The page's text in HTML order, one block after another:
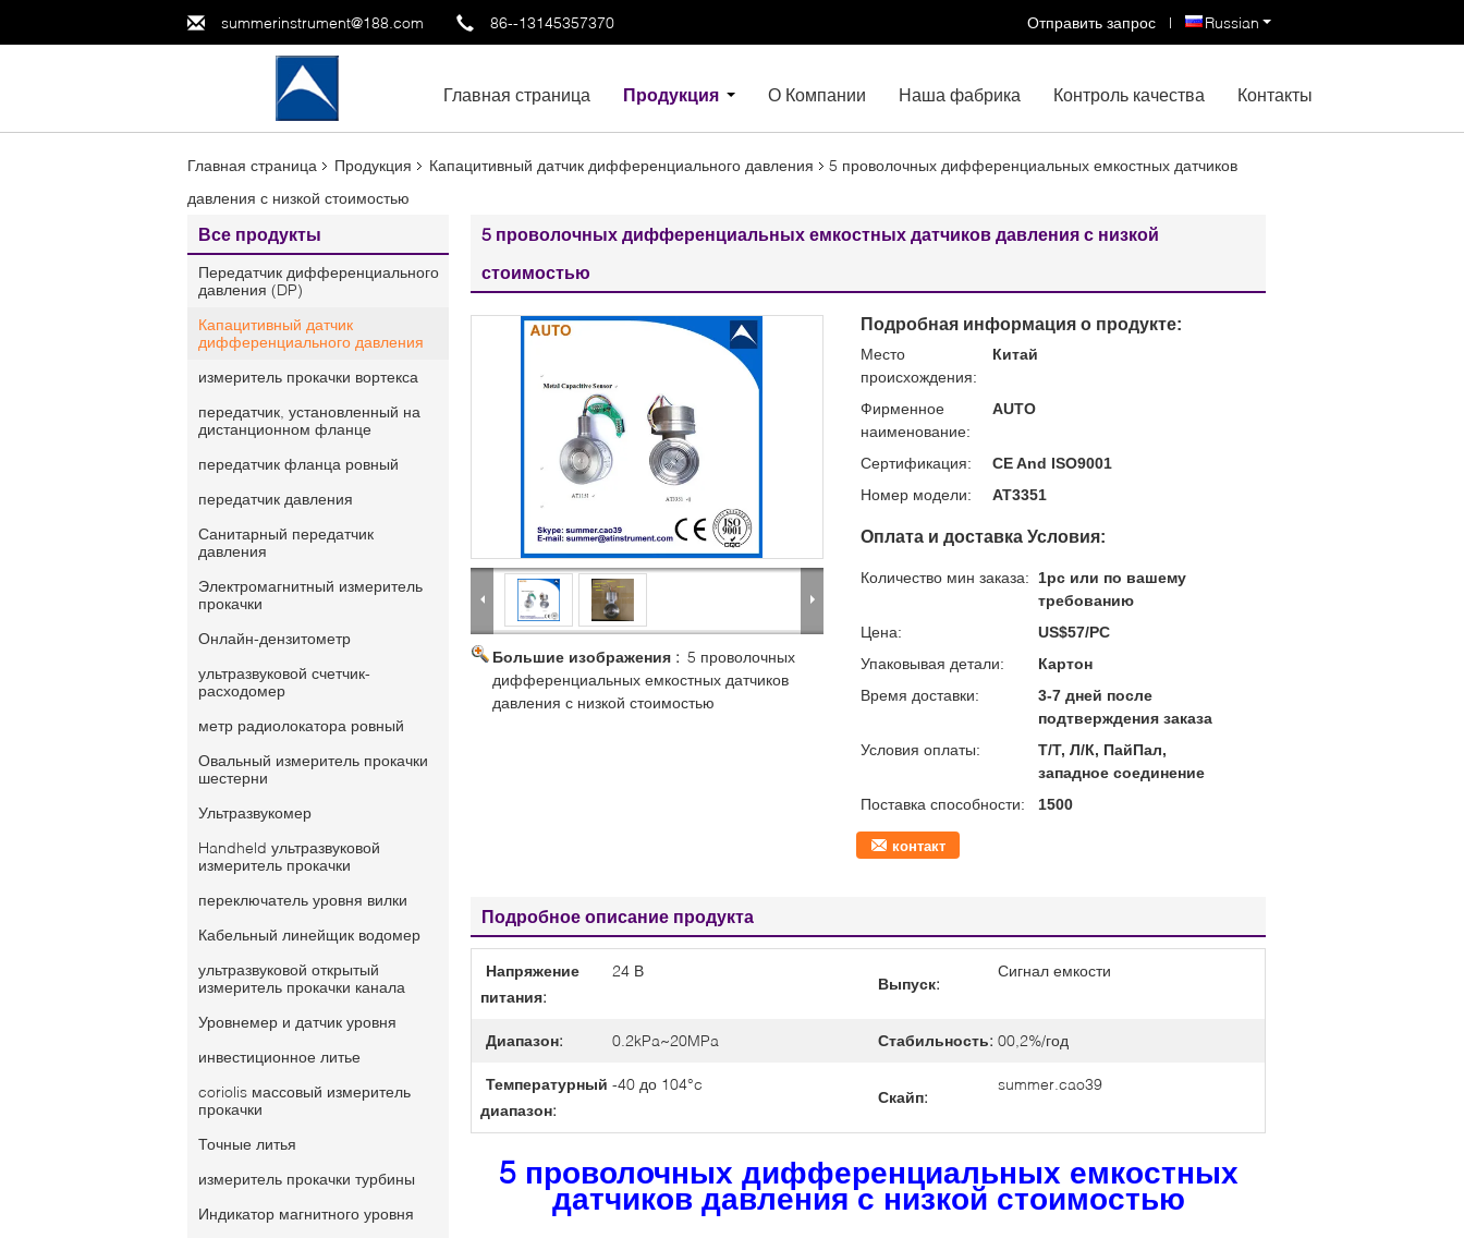
summerinstrument@188.com 86--13145357370 Russian
Отправить запрос |
Главная страница Продукция О Компании Наша фабрика Контроль качества Контакты
Главная страница Продукция Капацитивный датчик дифференциального давления
5 проволочных дифференциальных емкостных датчиков
давления с низкой стоимостью
Все продукты
Передатчик дифференциального
давления (DP)
Капацитивный датчик
дифференциального давления
измеритель прокачки вортекса
передатчик, установленный на
дистанционном фланце
передатчик фланца ровный
передатчик давления
Санитарный передатчик
давления
Электромагнитный измеритель
прокачки
Онлайн-дензитометр
ультразвуковой счетчик-
расходомер
метр радиолокатора ровный
Овальный измеритель прокачки
шестерни
Ультразвукомер
Handheld ультразвуковой
измеритель прокачки
переключатель уровня вилки
Кабельный линейщик водомер
ультразвуковой открытый
измеритель прокачки канала
Уровнемер и датчик уровня
инвестиционное литье
coriolis массовый измеритель
прокачки
Точные литья
измеритель прокачки турбины
Индикатор магнитного уровня
5 проволочных дифференциальных емкостных датчиков давления с низкой
стоимостью
Большие изображения : 5 проволочных
дифференциальных емкостных датчиков
давления с низкой стоимостью
Подробная информация о продукте:
Место
происхождения:
Китай
Фирменное
наименование:
AUTO
Сертификация:
CE And ISO9001
Номер модели:
AT3351
Оплата и доставка Условия:
Количество мин заказа:
1pc или по вашему
требованию
Цена:
US$57/PC
Упаковывая детали:
Картон
Время доставки:
3-7 дней после
подтверждения заказа
Условия оплаты:
Т/Т, Л/К, ПайПал,
западное соединение
Поставка способности:
1500
контакт
Подробное описание продукта
Напряжение
питания:
24 В
Выпуск:
Сигнал емкости
Диапазон: 0.2kPa~20MPa Стабильность: 00,2%/год
Температурный
диапазон:
-40 до 104°c
Скайп:
summer.cao39
5 проволочных дифференциальных емкостных
датчиков давления с низкой стоимостью